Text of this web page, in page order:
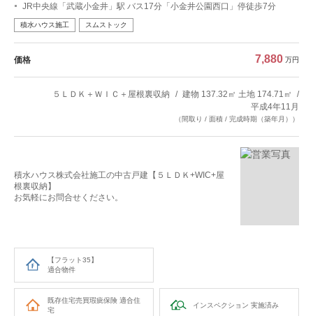
既存住宅売買瑕疵保険 適合住
宅
インスペクション 実施済み
【フラット35】
適合物件
JR中央線「武蔵小金井」駅 バス17分「小金井公園西口」停徒歩7分
積水ハウス施工 スムストック
価格 7,880 万円
５ＬＤＫ＋ＷＩＣ＋屋根裏収納
建物 137.32㎡ 土地 174.71㎡
平成4年11月
（間取り / 面積 / 完成時期（築年月））
積水ハウス株式会社施工の中古戸建【５ＬＤＫ+WIC+屋
根裏収納】
お気軽にお問合せください。